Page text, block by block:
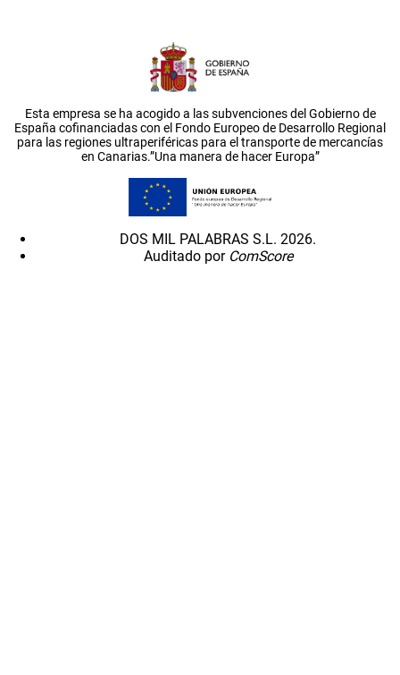
Esta empresa se ha acogido a las subvenciones del Gobierno de
España cofinanciadas con el Fondo Europeo de Desarrollo Regional
para las regiones ultraperiféricas para el transporte de mercancías
en Canarias.”Una manera de hacer Europa”
DOS MIL PALABRAS S.L. 2026.
Auditado por ComScore